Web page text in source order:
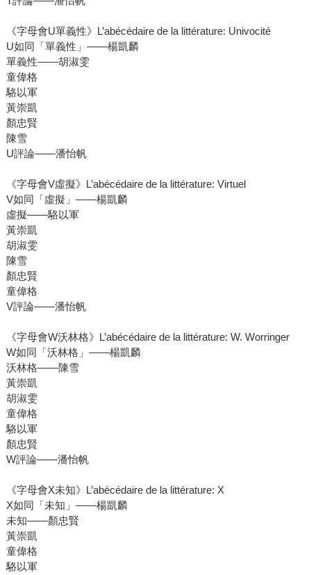
《字母會U單義性》L’abécédaire de la littérature: Univocité
U如同「單義性」――楊凱麟
單義性――胡淑雯
童偉格
駱以軍
黃崇凱
顏忠賢
陳雪
U評論――潘怡帆
《字母會V虛擬》L’abécédaire de la littérature: Virtuel
V如同「虛擬」――楊凱麟
虛擬――駱以軍
黃崇凱
胡淑雯
陳雪
顏忠賢
童偉格
V評論――潘怡帆
《字母會W沃林格》L’abécédaire de la littérature: W. Worringer
W如同「沃林格」――楊凱麟
沃林格――陳雪
黃崇凱
胡淑雯
童偉格
駱以軍
顏忠賢
W評論――潘怡帆
《字母會X未知》L’abécédaire de la littérature: X
X如同「未知」――楊凱麟
未知――顏忠賢
黃崇凱
童偉格
駱以軍